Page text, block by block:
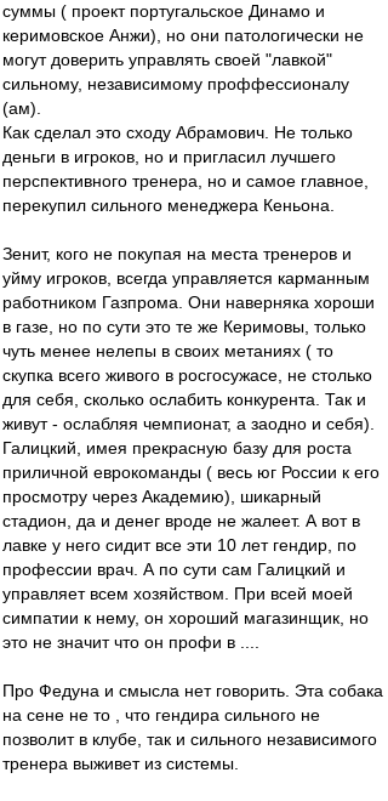
суммы ( проект португальское Динамо и
керимовское Анжи), но они патологически не
могут доверить управлять своей "лавкой"
сильному, независимому проффессионалу
(ам).
Как сделал это сходу Абрамович. Не только
деньги в игроков, но и пригласил лучшего
перспективного тренера, но и самое главное,
перекупил сильного менеджера Кеньона.
Зенит, кого не покупая на места тренеров и
уйму игроков, всегда управляется карманным
работником Газпрома. Они наверняка хороши
в газе, но по сути это те же Керимовы, только
чуть менее нелепы в своих метаниях ( то
скупка всего живого в росгосужасе, не столько
для себя, сколько ослабить конкурента. Так и
живут - ослабляя чемпионат, а заодно и себя).
Галицкий, имея прекрасную базу для роста
приличной еврокоманды ( весь юг России к его
просмотру через Академию), шикарный
стадион, да и денег вроде не жалеет. А вот в
лавке у него сидит все эти 10 лет гендир, по
профессии врач. А по сути сам Галицкий и
управляет всем хозяйством. При всей моей
симпатии к нему, он хороший магазинщик, но
это не значит что он профи в ....
Про Федуна и смысла нет говорить. Эта собака
на сене не то , что гендира сильного не
позволит в клубе, так и сильного независимого
тренера выживет из системы.